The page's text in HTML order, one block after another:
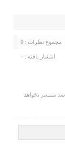
مجموع نظرات : 0
انتشار یافته : ۰
منتشر نخواهد